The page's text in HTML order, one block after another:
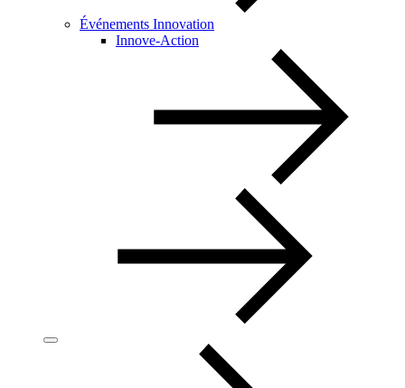
Événements Innovation
Innove-Action